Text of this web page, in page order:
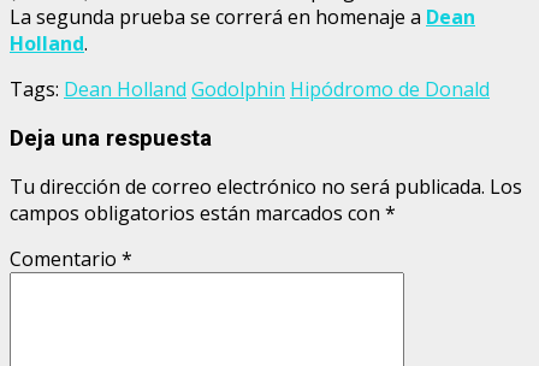
La segunda prueba se correrá en homenaje a Dean
Holland.
Tags: Dean Holland Godolphin Hipódromo de Donald
Deja una respuesta
Tu dirección de correo electrónico no será publicada. Los
campos obligatorios están marcados con *
Comentario *